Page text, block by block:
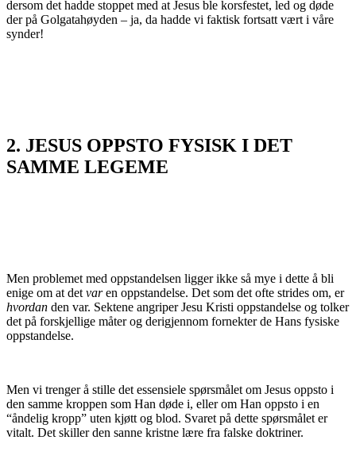
dersom det hadde stoppet med at Jesus ble korsfestet, led og døde
der på Golgatahøyden – ja, da hadde vi faktisk fortsatt vært i våre
synder!
2. JESUS OPPSTO FYSISK I DET
SAMME LEGEME
Men problemet med oppstandelsen ligger ikke så mye i dette å bli
enige om at det varen oppstandelse. Det som det ofte strides om, er
hvordan den var. Sektene angriper Jesu Kristi oppstandelse og tolker
det på forskjellige måter og derigjennom fornekter de Hans fysiske
oppstandelse.
Men vi trenger å stille det essensiele spørsmålet om Jesus oppsto i
den samme kroppen som Han døde i, eller om Han oppsto i en
“åndelig kropp” uten kjøtt og blod. Svaret på dette spørsmålet er
vitalt. Det skiller den sanne kristne lære fra falske doktriner.